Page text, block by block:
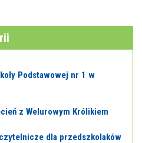
Podstawowej nr 1 w
z Welurowym Królikiem
dla przedszkolaków